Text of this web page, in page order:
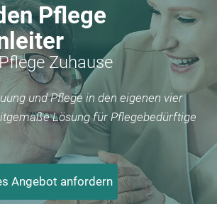
Pflege
Zuhause
und Pflege in den eigenen vier
Lösung für Pflegebedürftige
Angebot anfordern